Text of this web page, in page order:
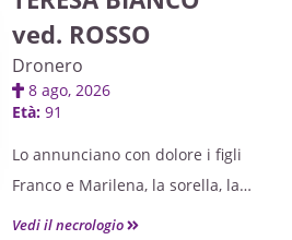
ved. ROSSO
Dronero
8 ago, 2026
Età: 91
Lo annunciano con dolore i figli
Franco e Marilena, la sorella, la
cognata, i nipoti e parenti tutti.
Vedi il necrologio